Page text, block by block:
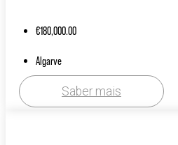
€180,000.00
Algarve
Saber mais